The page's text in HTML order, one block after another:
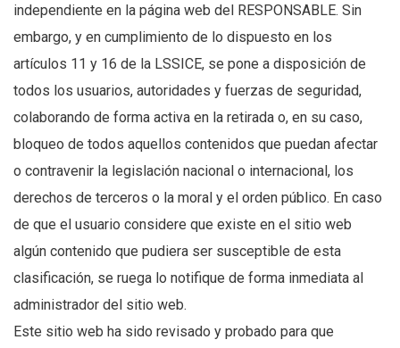
independiente en la página web del RESPONSABLE. Sin
embargo, y en cumplimiento de lo dispuesto en los
artículos 11 y 16 de la LSSICE, se pone a disposición de
todos los usuarios, autoridades y fuerzas de seguridad,
colaborando de forma activa en la retirada o, en su caso,
bloqueo de todos aquellos contenidos que puedan afectar
o contravenir la legislación nacional o internacional, los
derechos de terceros o la moral y el orden público. En caso
de que el usuario considere que existe en el sitio web
algún contenido que pudiera ser susceptible de esta
clasificación, se ruega lo notifique de forma inmediata al
administrador del sitio web.
Este sitio web ha sido revisado y probado para que